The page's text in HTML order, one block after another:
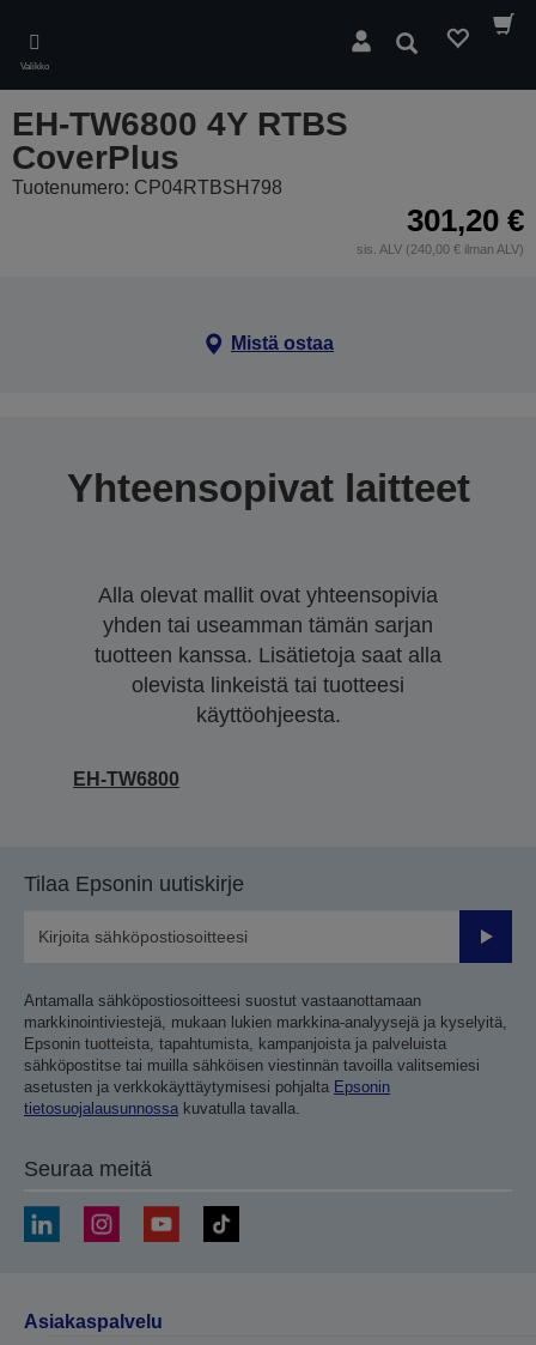
main
content
Valikko
Hae
EH-TW6800 4Y RTBS
CoverPlus
Tuotenumero: CP04RTBSH798
301,20 €
sis. ALV (240,00 € ilman ALV)
Mistä ostaa
Yhteensopivat laitteet
Alla olevat mallit ovat yhteensopivia
yhden tai useamman tämän sarjan
tuotteen kanssa. Lisätietoja saat alla
olevista linkeistä tai tuotteesi
käyttöohjeesta.
EH-TW6800
Tilaa Epsonin uutiskirje
Lähetä
Antamalla sähköpostiosoitteesi suostut vastaanottamaan
markkinointiviestejä, mukaan lukien markkina-analyysejä ja kyselyitä,
Epsonin tuotteista, tapahtumista, kampanjoista ja palveluista
sähköpostitse tai muilla sähköisen viestinnän tavoilla valitsemiesi
asetusten ja verkkokäyttäytymisesi pohjalta Epsonin
tietosuojalausunnossa kuvatulla tavalla.
Seuraa meitä
Asiakaspalvelu